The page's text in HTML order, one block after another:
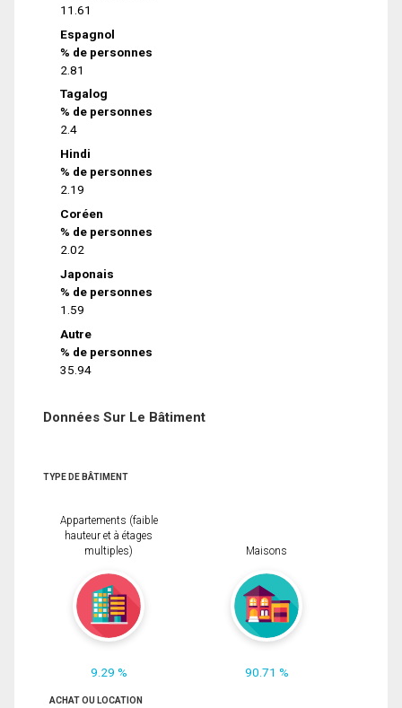
11.61
Espagnol
% de personnes
2.81
Tagalog
% de personnes
2.4
Hindi
% de personnes
2.19
Coréen
% de personnes
2.02
Japonais
% de personnes
1.59
Autre
% de personnes
35.94
Données Sur Le Bâtiment
TYPE DE BÂTIMENT
Appartements (faible
hauteur et à étages
multiples)
9.29 %
Maisons
90.71 %
ACHAT OU LOCATION